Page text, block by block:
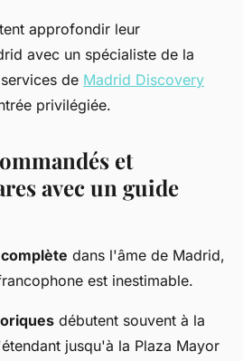
approfondir leur
avec un spécialiste de la
de Madrid Discovery
privilégiée.
et
avec un guide
dans l'âme de Madrid,
est inestimable.
débutent souvent à la
jusqu'à la Plaza Mayor